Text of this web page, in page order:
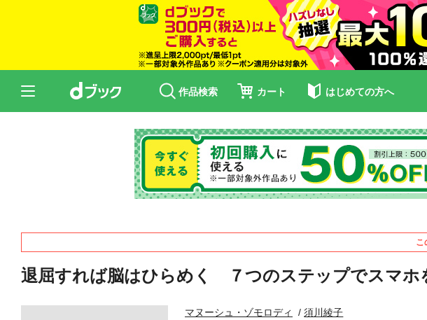
作品検索 カート はじめての方へ
こ
退屈すれば脳はひらめく ７つのステップでスマホ
マヌーシュ・ゾモロディ 須川綾子